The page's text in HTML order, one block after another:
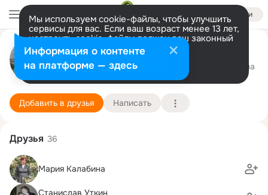
Войти
Мы используем cookie-файлы, чтобы улучшить
сервисы для вас. Если ваш возраст менее 13 лет,
настроить cookie-файлы должен ваш законный
представитель. Больше информации
Разрешить все Настроить
Людмила Воронина
Новосибирск
186 школа
Подробнее
Добавить в друзья Написать
Друзья 36
Мария Калабина
Станислав Уткин
Информация о контенте
на платформе — здесь